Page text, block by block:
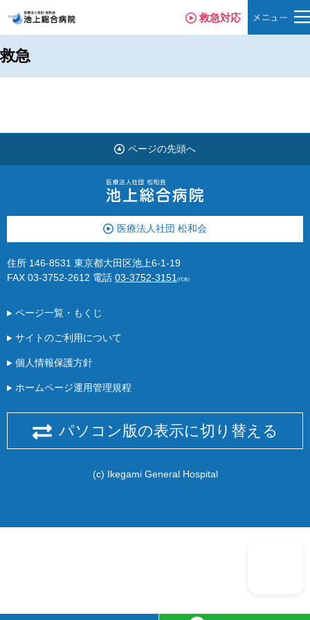
救急対応
救急
ページの先頭へ
医療法人社団 松和会
住所 146-8531 東京都大田区池上6-1-19
FAX 03-3752-2612 電話 03-3752-3151 (代表)
ページ一覧・もくじ
サイトのご利用について
個人情報保護方針
ホームページ運用管理規程
パソコン版の表示に切り替える
(c) Ikegami General Hospital